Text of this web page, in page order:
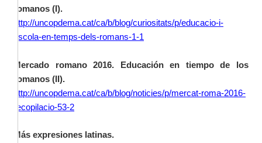
romanos (I).
http://uncopdema.cat/ca/b/blog/curiositats/p/educacio-i-
escola-en-temps-dels-romans-1-1
Mercado romano 2016. Educación en tiempo de los
romanos (II).
http://uncopdema.cat/ca/b/blog/noticies/p/mercat-roma-2016-
recopilacio-53-2
Más expresiones latinas.